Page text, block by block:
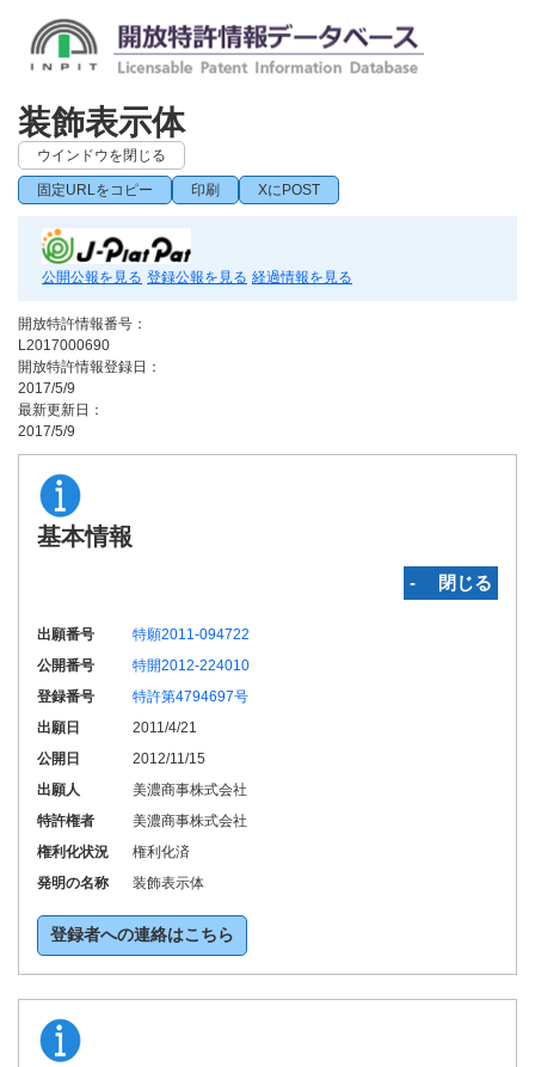
装飾表示体
ウインドウを閉じる
固定URLをコピー 印刷 XにPOST
公開公報を見る 登録公報を見る 経過情報を見る
開放特許情報番号：
L2017000690
開放特許情報登録日：
2017/5/9
最新更新日：
2017/5/9
基本情報
‐ 閉じる
出願番号
特願2011-094722
公開番号
特開2012-224010
登録番号
特許第4794697号
出願日
2011/4/21
公開日
2012/11/15
出願人
美濃商事株式会社
特許権者
美濃商事株式会社
権利化状況
権利化済
発明の名称
装飾表示体
登録者への連絡はこちら